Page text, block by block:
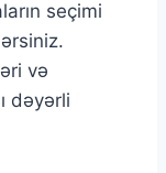
seçimi
və
dəyərli